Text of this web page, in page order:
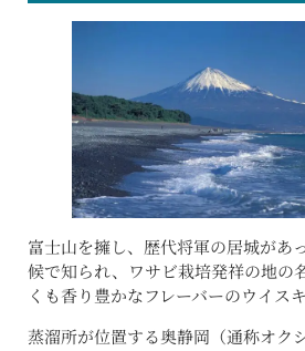
富士山を擁し、歴代将軍の居城があ
候で知られ、ワサビ栽培発祥の地の
くも香り豊かなフレーバーのウイス
蒸溜所が位置する奥静岡（通称オク